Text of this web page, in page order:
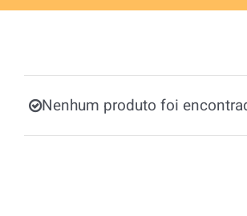
Nenhum produto foi